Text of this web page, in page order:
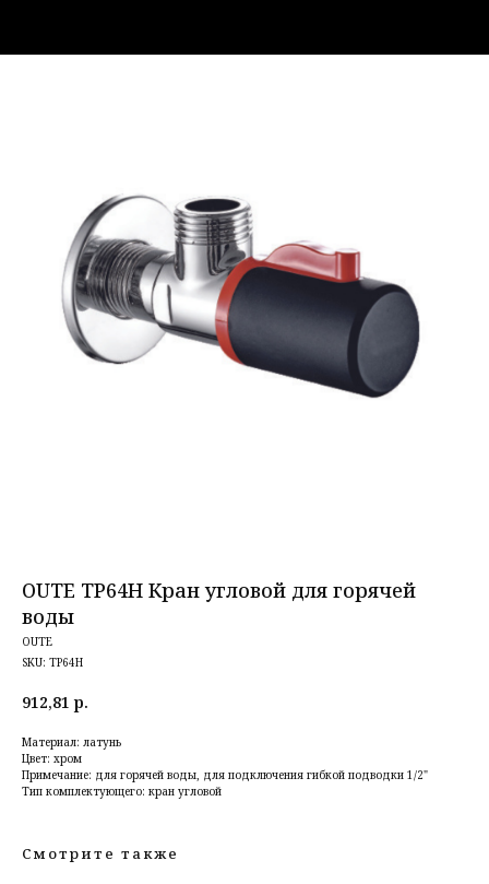
OUTE TP64H Кран угловой для горячей
воды
OUTE
SKU: TP64H
912,81 р.
Материал: латунь
Цвет: хром
Примечание: для горячей воды, для подключения гибкой подводки 1/2"
Тип комплектующего: кран угловой
Смотрите также